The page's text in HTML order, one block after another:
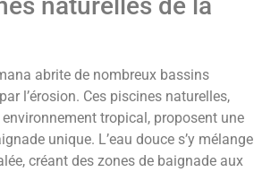
abrite de nombreux bassins
l’érosion. Ces piscines naturelles,
tropical, proposent une
unique. L’eau douce s’y mélange
créant des zones de baignade aux